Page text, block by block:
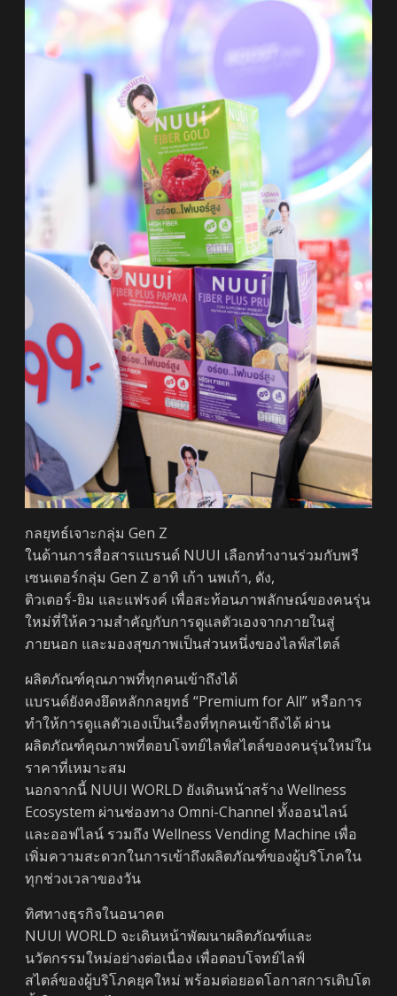
กลยุทธ์เจาะกลุ่ม Gen Z
ในด้านการสื่อสารแบรนด์ NUUI เลือกทำงานร่วมกับพรี
เซนเตอร์กลุ่ม Gen Z อาทิ เก้า นพเก้า, ดัง,
ติวเตอร์-ยิม และแฟรงค์ เพื่อสะท้อนภาพลักษณ์ของคนรุ่น
ใหม่ที่ให้ความสำคัญกับการดูแลตัวเองจากภายในสู่
ภายนอก และมองสุขภาพเป็นส่วนหนึ่งของไลฟ์สไตล์
ผลิตภัณฑ์คุณภาพที่ทุกคนเข้าถึงได้
แบรนด์ยังคงยึดหลักกลยุทธ์ “Premium for All” หรือการ
ทำให้การดูแลตัวเองเป็นเรื่องที่ทุกคนเข้าถึงได้ ผ่าน
ผลิตภัณฑ์คุณภาพที่ตอบโจทย์ไลฟ์สไตล์ของคนรุ่นใหม่ใน
ราคาที่เหมาะสม
นอกจากนี้ NUUI WORLD ยังเดินหน้าสร้าง Wellness
Ecosystem ผ่านช่องทาง Omni-Channel ทั้งออนไลน์
และออฟไลน์ รวมถึง Wellness Vending Machine เพื่อ
เพิ่มความสะดวกในการเข้าถึงผลิตภัณฑ์ของผู้บริโภคใน
ทุกช่วงเวลาของวัน
ทิศทางธุรกิจในอนาคต
NUUI WORLD จะเดินหน้าพัฒนาผลิตภัณฑ์และ
นวัตกรรมใหม่อย่างต่อเนื่อง เพื่อตอบโจทย์ไลฟ์
สไตล์ของผู้บริโภคยุคใหม่ พร้อมต่อยอดโอกาสการเติบโต